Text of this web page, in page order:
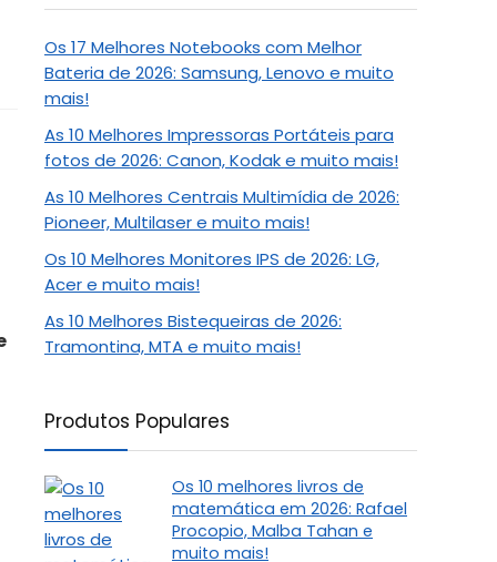
Os 17 Melhores Notebooks com Melhor
Bateria de 2026: Samsung, Lenovo e muito
mais!
As 10 Melhores Impressoras Portáteis para
fotos de 2026: Canon, Kodak e muito mais!
As 10 Melhores Centrais Multimídia de 2026:
Pioneer, Multilaser e muito mais!
Os 10 Melhores Monitores IPS de 2026: LG,
Acer e muito mais!
As 10 Melhores Bistequeiras de 2026:
Tramontina, MTA e muito mais!
Produtos Populares
Os 10 melhores livros de
matemática em 2026: Rafael
Procopio, Malba Tahan e
muito mais!